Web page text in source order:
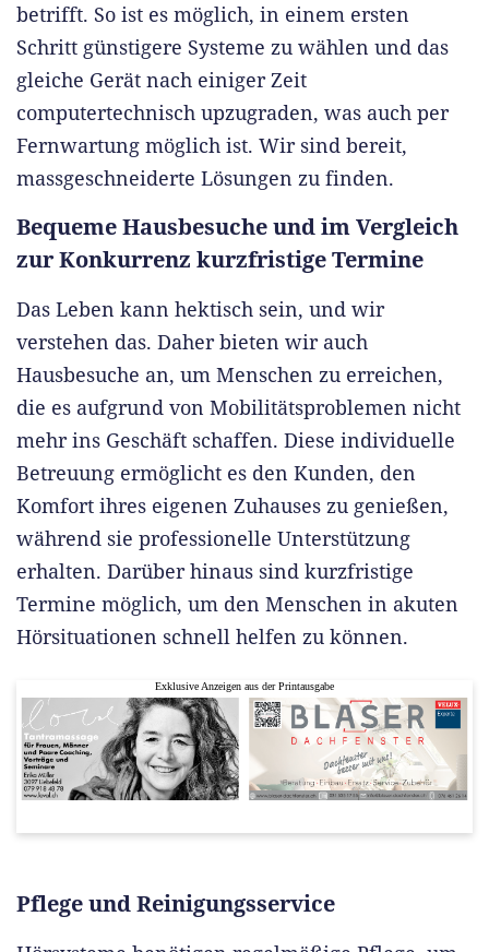
betrifft. So ist es möglich, in einem ersten
Schritt günstigere Systeme zu wählen und das
gleiche Gerät nach einiger Zeit
computertechnisch upzugraden, was auch per
Fernwartung möglich ist. Wir sind bereit,
massgeschneiderte Lösungen zu finden.
Bequeme Hausbesuche und im Vergleich
zur Konkurrenz kurzfristige Termine
Das Leben kann hektisch sein, und wir
verstehen das. Daher bieten wir auch
Hausbesuche an, um Menschen zu erreichen,
die es aufgrund von Mobilitätsproblemen nicht
mehr ins Geschäft schaffen. Diese individuelle
Betreuung ermöglicht es den Kunden, den
Komfort ihres eigenen Zuhauses zu genießen,
während sie professionelle Unterstützung
erhalten. Darüber hinaus sind kurzfristige
Termine möglich, um den Menschen in akuten
Hörsituationen schnell helfen zu können.
Exklusive Anzeigen aus der Printausgabe
Pflege und Reinigungsservice